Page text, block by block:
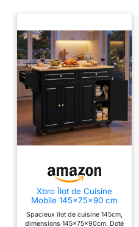
Xbro Îlot de Cuisine
Mobile 145x75x90 cm
avec Tiroirs et Armoires,
Spacieux îlot de cuisine 145cm,
dimensions 145x75x90cm. Doté